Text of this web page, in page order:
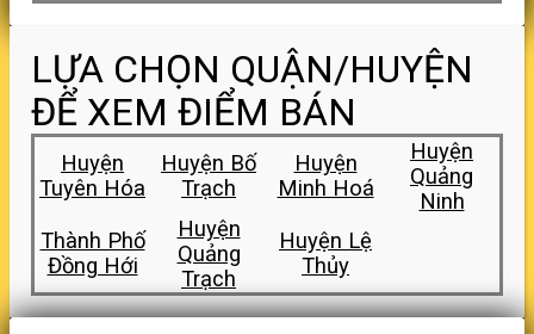
LỰA CHỌN QUẬN/HUYỆN
ĐỂ XEM ĐIỂM BÁN
Huyện
Tuyên Hóa
Huyện Bố
Trạch
Huyện
Minh Hoá
Huyện
Quảng
Ninh
Thành Phố
Đồng Hới
Huyện
Quảng
Trạch
Huyện Lệ
Thủy